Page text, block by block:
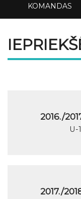
KOMANDAS
2016./
U-
2017./